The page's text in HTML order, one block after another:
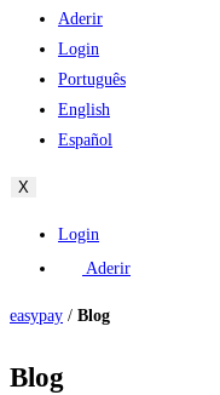
Aderir
Login
Português
English
Español
X
Login
Aderir
easypay / Blog
Blog